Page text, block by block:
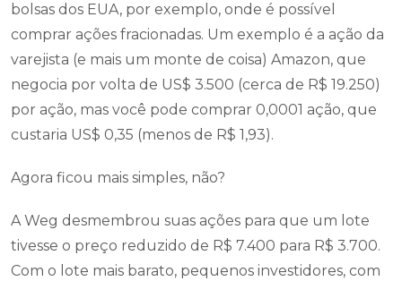
bolsas dos EUA, por exemplo, onde é possível
comprar ações fracionadas. Um exemplo é a ação da
varejista (e mais um monte de coisa) Amazon, que
negocia por volta de US$ 3.500 (cerca de R$ 19.250)
por ação, mas você pode comprar 0,0001 ação, que
custaria US$ 0,35 (menos de R$ 1,93).
Agora ficou mais simples, não?
A Weg desmembrou suas ações para que um lote
tivesse o preço reduzido de R$ 7.400 para R$ 3.700.
Com o lote mais barato, pequenos investidores, com